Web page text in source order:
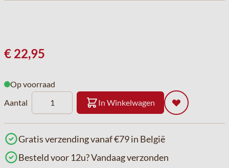
€ 22,95
Op voorraad
Aantal
In Winkelwagen
Gratis verzending vanaf €79 in België
Besteld voor 12u? Vandaag verzonden